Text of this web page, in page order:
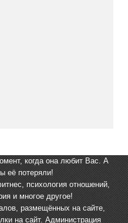
когда она любит Вас. А
её потеряли!
психология отношений,
и многое другое!
размещённых на сайте,
на сайт. Администрация